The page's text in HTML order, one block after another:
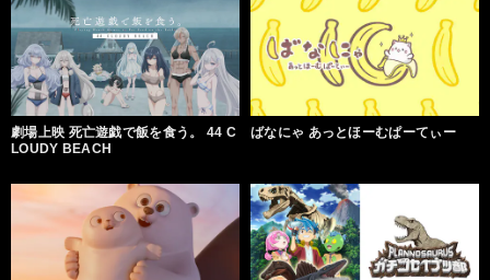
劇場上映 死亡遊戯で飯を食う。 44 C
LOUDY BEACH
ばなにゃ あっとほーむぱーてぃー